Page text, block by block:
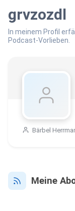
grvzozdl
In meinem Profil
Podcast-Vorlieben.
Bärbel
Meine